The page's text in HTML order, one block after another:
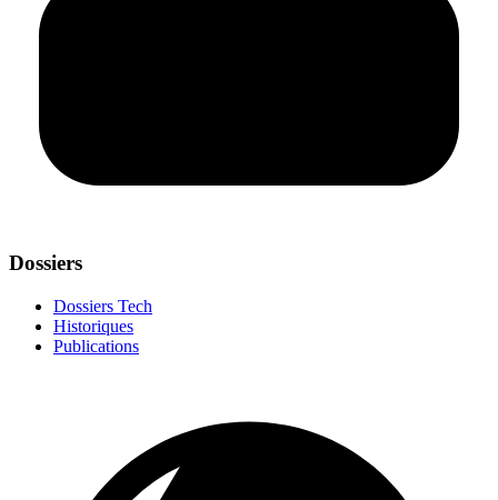
Dossiers
Dossiers Tech
Historiques
Publications